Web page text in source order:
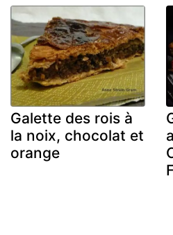
Galette des rois à
la noix, chocolat et
orange